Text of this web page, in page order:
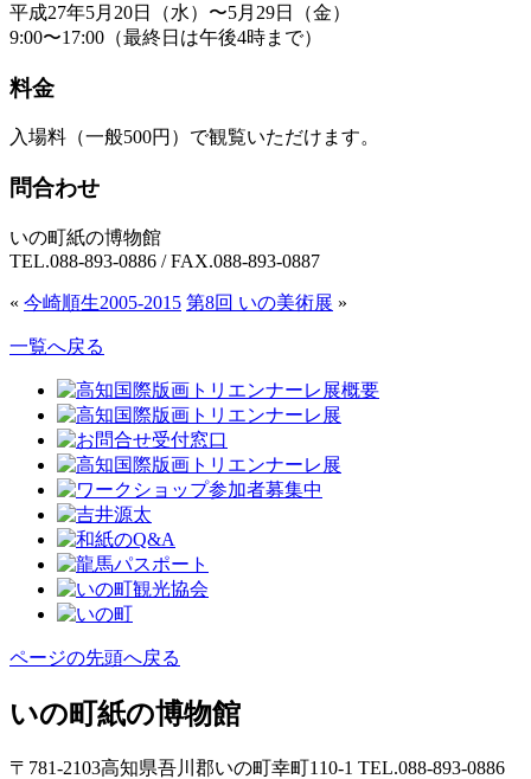
平成27年5月20日（水）〜5月29日（金）
9:00〜17:00（最終日は午後4時まで）
料金
入場料（一般500円）で観覧いただけます。
問合わせ
いの町紙の博物館
TEL.088-893-0886 / FAX.088-893-0887
« 今崎順生2005-2015 第8回 いの美術展 »
一覧へ戻る
ページの先頭へ戻る
いの町紙の博物館
〒781-2103高知県吾川郡いの町幸町110-1 TEL.088-893-0886